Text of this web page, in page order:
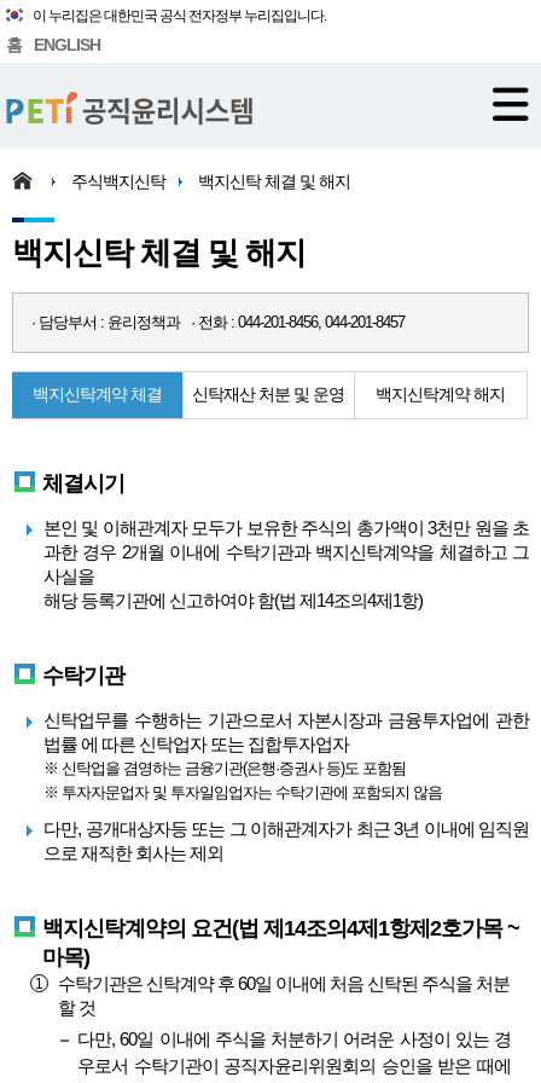
이 누리집은 대한민국 공식 전자정부 누리집입니다.
홈 ENGLISH
주식백지신탁 백지신탁 체결 및 해지
백지신탁 체결 및 해지
· 담당부서 : 윤리정책과 · 전화 : 044-201-8456, 044-201-8457
백지신탁계약 체결 신탁재산 처분 및 운영 백지신탁계약 해지
체결시기
본인 및 이해관계자 모두가 보유한 주식의 총가액이 3천만 원을 초
과한 경우 2개월 이내에 수탁기관과 백지신탁계약을 체결하고 그
사실을
해당 등록기관에 신고하여야 함(법 제14조의4제1항)
수탁기관
신탁업무를 수행하는 기관으로서 자본시장과 금융투자업에 관한
법률 에 따른 신탁업자 또는 집합투자업자
※ 신탁업을 겸영하는 금융기관(은행·증권사 등)도 포함됨
※ 투자자문업자 및 투자일임업자는 수탁기관에 포함되지 않음
다만, 공개대상자등 또는 그 이해관계자가 최근 3년 이내에 임직원
으로 재직한 회사는 제외
백지신탁계약의 요건(법 제14조의4제1항제2호가목 ~
마목)
수탁기관은 신탁계약 후 60일 이내에 처음 신탁된 주식을 처분
할 것
다만, 60일 이내에 주식을 처분하기 어려운 사정이 있는 경
우로서 수탁기관이 공직자윤리위원회의 승인을 받은 때에